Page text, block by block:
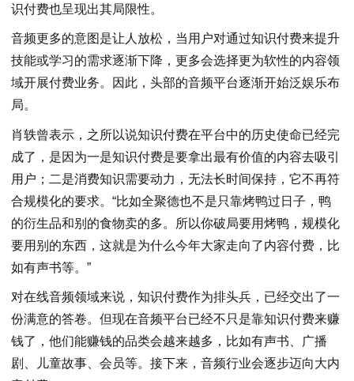
识付费也呈现出其局限性。
音频更多的意图是让人放松，当用户对通过知识付费来提升
技能或学习的需求逐渐下降，更多会选择更为软性的内容领
域开展付费业务。因此，头部的音频平台逐渐开始泛娱乐布
局。
肖轶曾表示，之所以说知识付费在平台中的历史使命已经完
成了，是因为一是知识付费是要拿出最有价值的内容去吸引
用户；二是消费知识需要动力，无法长时间保持，它不再符
合规模化的要求。“比如全聚德也不是只靠烤鸭过日子，鸭
的衍生品和别的食物卖的多。所以你破局要用烤鸭，规模化
要用别的东西，这就是为什么今年大家走向了内容付费，比
如有声书等。”
对在线音频领域来说，知识付费作为排头兵，已经交出了一
份满意的答卷。但现在音频平台已经不只是靠知识付费来赚
钱了，他们能赚钱的品类会越来越多，比如有声书、广播
剧、儿童故事、会员等。接下来，音频行业会逐步迈向大内